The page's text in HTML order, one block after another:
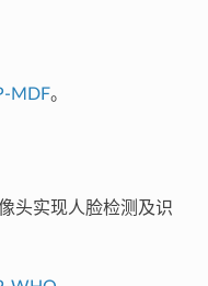
MDF。
头实现人脸检测及识